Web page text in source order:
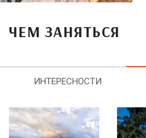
ЧЕМ ЗАНЯТЬСЯ
ИНТЕРЕСНОСТИ